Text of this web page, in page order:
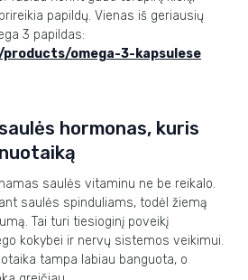
papildų. Vienas iš geriausių
3 papildas:
omega-3-kapsulese
hormonas, kuris
saulės vitaminu ne be reikalo.
saulės spinduliams, todėl žiemą
Tai turi tiesioginį poveikį
kokybei ir nervų sistemos veikimui.
tampa labiau banguota, o